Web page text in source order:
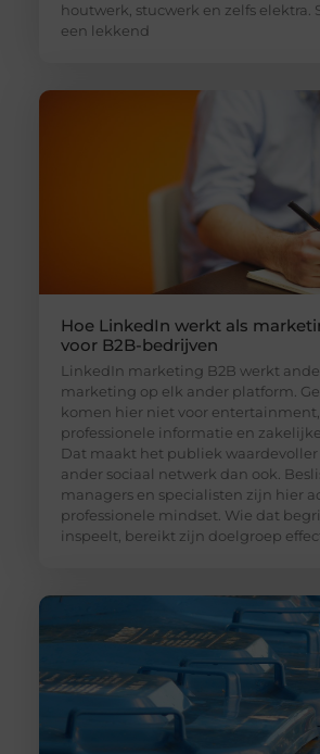
houtwerk, stucwerk en zelfs elektra.
een lekkend
Hoe LinkedIn werkt als
voor B2B-bedrijven
LinkedIn marketing B2B werkt
marketing op elk ander platform.
komen hier niet voor
professionele informatie en
Dat maakt het publiek
ander sociaal netwerk dan ook.
managers en specialisten zijn hier
professionele mindset. Wie dat
inspeelt, bereikt zijn doelgroep